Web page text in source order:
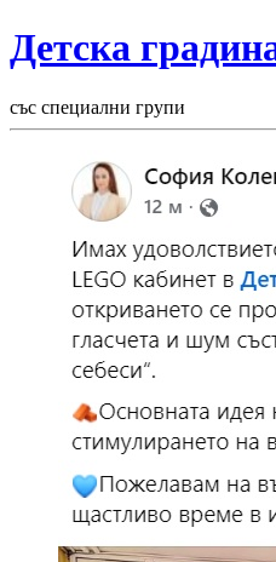
Детска
със специални групи